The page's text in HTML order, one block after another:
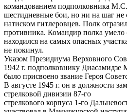
командованием подполковника
шестидневные бои, но ни на шаг не
натиском гитлеровцев. Полк
противника. Командир полка умело
находился на самых опасных
не покинул.
Указом Президиума Верховного
1942 г. подполковнику
было присвоено звание Героя
В августе 1945 г. он в должности
стрелковой дивизии 87-го
стрелкового корпуса 1-го